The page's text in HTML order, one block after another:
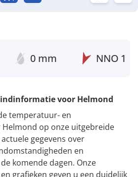
0 mm NNO 1
voor Helmond
temperatuur- en
op onze uitgebreide
gegevens over
en
komende dagen. Onze
grafieken geven u een duidelijk